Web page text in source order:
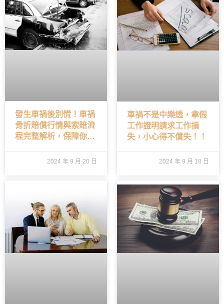
發生車禍後別慌！車禍
骨折賠償行情與索賠流
程完整解析，保障你合
2024 年 9 月 20 日
車禍不是中樂透，拿假
工作證明請求工作損
失，小心得不償失！！
2024 年 9 月 18 日